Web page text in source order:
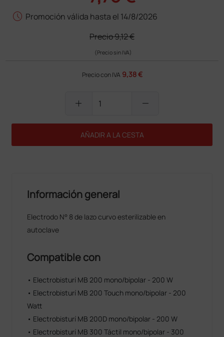
schedule Promoción válida hasta el 14/8/2026
Precio9,12 €
(Precio sin IVA)
Precio con IVA 9,38 €
add remove
AÑADIR A LA CESTA
Información general
Electrodo N° 8 de lazo curvo esterilizable en
autoclave
Compatible con
• Electrobisturí MB 200 mono/bipolar - 200 W
• Electrobisturí MB 200 Touch mono/bipolar - 200
Watt
• Electrobisturí MB 200D mono/bipolar - 200 W
• Electrobisturí MB 300 Táctil mono/bipolar - 300